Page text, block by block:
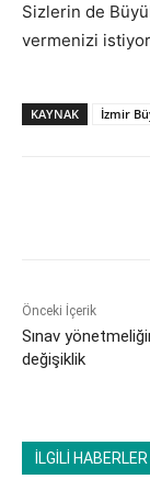
Sizlerin de
vermenizi
KAYNAK İzmir
Önceki İçerik
Sınav
değişiklik
İLGİLİ HABERLER